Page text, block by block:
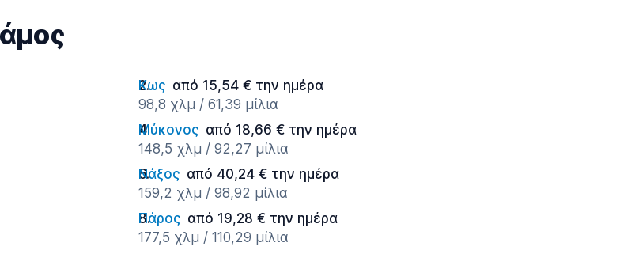
Κως από 15,54 € την ημέρα
98,8 χλμ / 61,39 μίλια
Μύκονος από 18,66 € την ημέρα
148,5 χλμ / 92,27 μίλια
Νάξος από 40,24 € την ημέρα
159,2 χλμ / 98,92 μίλια
Πάρος από 19,28 € την ημέρα
177,5 χλμ / 110,29 μίλια